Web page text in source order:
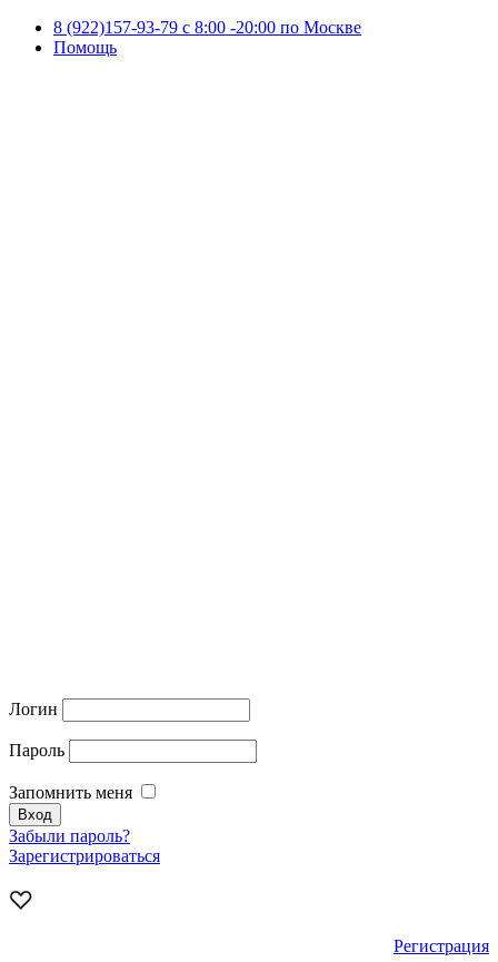
8 (922)157-93-79 c 8:00 -20:00 по Москве
Помощь
Логин
Пароль
Запомнить меня
Забыли пароль?
Зарегистрироваться
Регистрация